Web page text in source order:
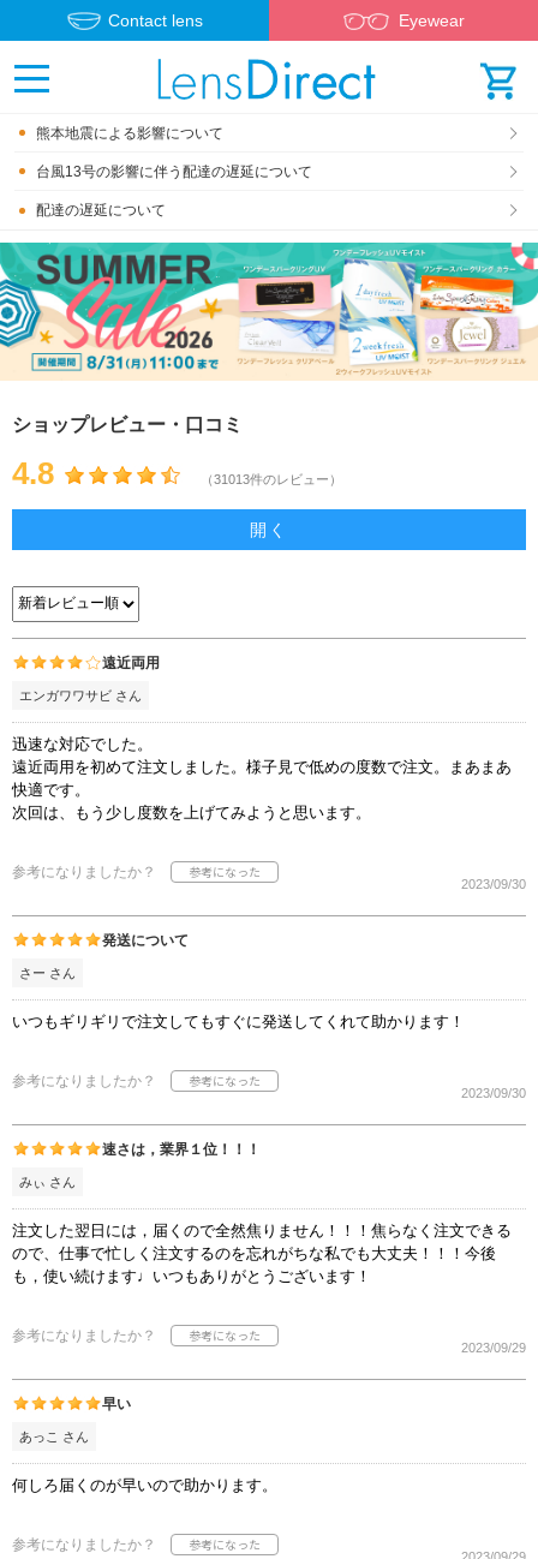
Contact lens Eyewear
熊本地震による影響について
台風13号の影響に伴う配達の遅延について
配達の遅延について
ショップレビュー・口コミ
4.8 （31013件のレビュー）
開く
遠近両用
エンガワワサビ さん
迅速な対応でした。
遠近両用を初めて注文しました。様子見で低めの度数で注文。まあまあ
快適です。
次回は、もう少し度数を上げてみようと思います。
参考になりましたか？
2023/09/30
発送について
さー さん
いつもギリギリで注文してもすぐに発送してくれて助かります！
参考になりましたか？
2023/09/30
速さは，業界１位！！！
みぃ さん
注文した翌日には，届くので全然焦りません！！！焦らなく注文できる
ので、仕事で忙しく注文するのを忘れがちな私でも大丈夫！！！今後
も，使い続けます♩いつもありがとうございます！
参考になりましたか？
2023/09/29
早い
あっこ さん
何しろ届くのが早いので助かります。
参考になりましたか？